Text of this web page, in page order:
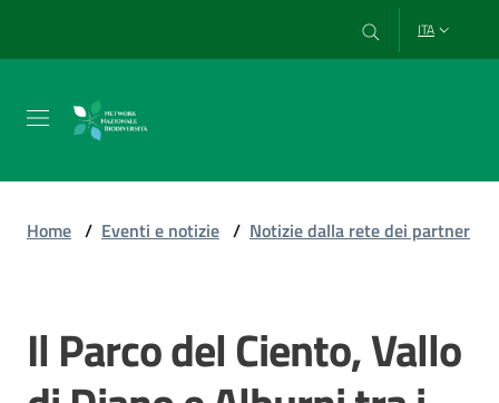
ITA
Chi
Home / Eventi e notizie / Notizie dalla rete dei partner
Salta al contenuto
Il Parco del Ciento, Vallo